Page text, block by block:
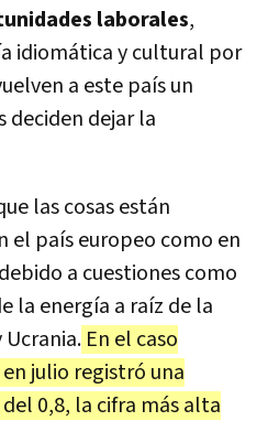
laborales,
idiomática y cultural por
a este país un
deciden dejar la
las cosas están
el país europeo como en
a cuestiones como
la energía a raíz de la
Ucrania. En el caso
julio registró una
0,8, la cifra más alta